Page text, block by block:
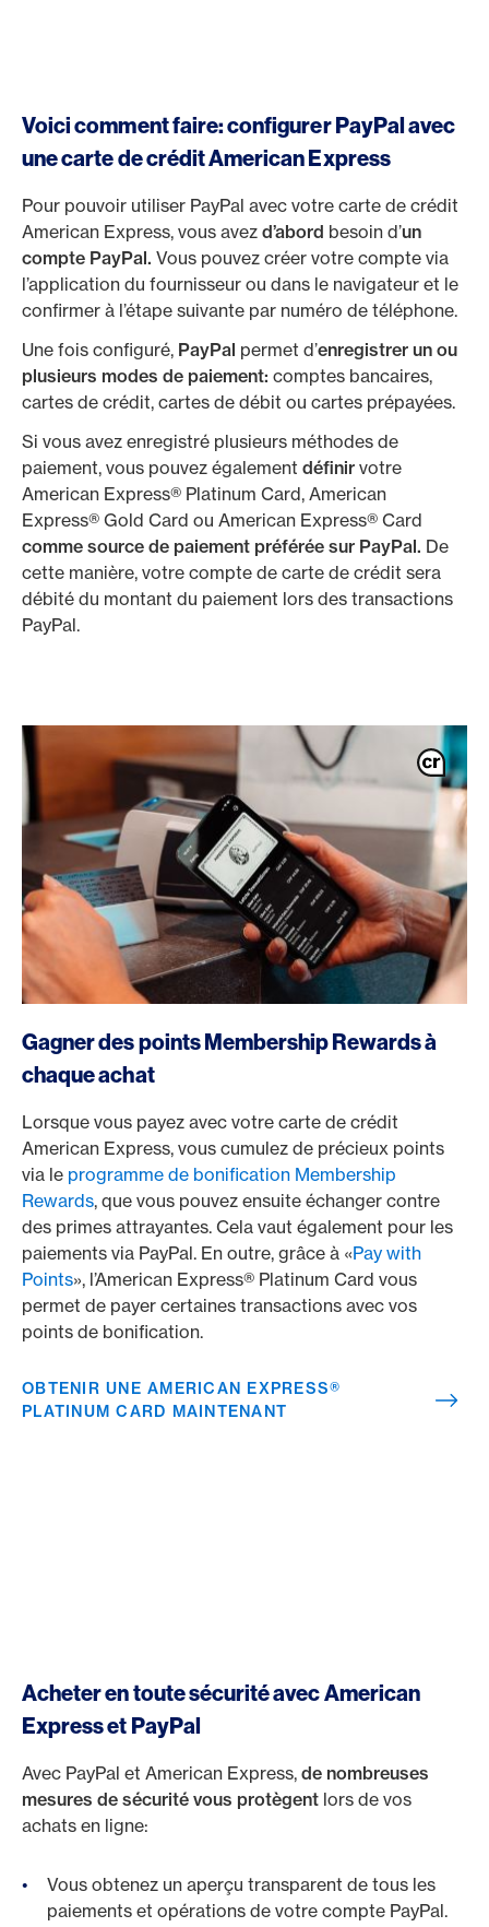
Voici comment faire: configurer PayPal avec
une carte de crédit American Express
Pour pouvoir utiliser PayPal avec votre carte de crédit
American Express, vous avez d’abord besoin d’un
compte PayPal. Vous pouvez créer votre compte via
l’application du fournisseur ou dans le navigateur et le
confirmer à l’étape suivante par numéro de téléphone.
Une fois configuré, PayPal permet d’enregistrer un ou
plusieurs modes de paiement: comptes bancaires,
cartes de crédit, cartes de débit ou cartes prépayées.
Si vous avez enregistré plusieurs méthodes de
paiement, vous pouvez également définir votre
American Express® Platinum Card, American
Express® Gold Card ou American Express® Card
comme source de paiement préférée sur PayPal. De
cette manière, votre compte de carte de crédit sera
débité du montant du paiement lors des transactions
PayPal.
Gagner des points Membership Rewards à
chaque achat
Lorsque vous payez avec votre carte de crédit
American Express, vous cumulez de précieux points
via le programme de bonification Membership
Rewards, que vous pouvez ensuite échanger contre
des primes attrayantes. Cela vaut également pour les
paiements via PayPal. En outre, grâce à «Pay with
Points», l’American Express® Platinum Card vous
permet de payer certaines transactions avec vos
points de bonification.
OBTENIR UNE AMERICAN EXPRESS®
PLATINUM CARD MAINTENANT
Acheter en toute sécurité avec American
Express et PayPal
Avec PayPal et American Express, de nombreuses
mesures de sécurité vous protègent lors de vos
achats en ligne:
Vous obtenez un aperçu transparent de tous les
paiements et opérations de votre compte PayPal.